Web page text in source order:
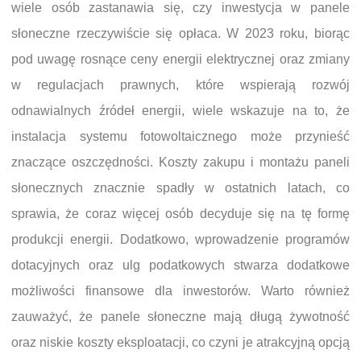
wiele osób zastanawia się, czy inwestycja w panele
słoneczne rzeczywiście się opłaca. W 2023 roku, biorąc
pod uwagę rosnące ceny energii elektrycznej oraz zmiany
w regulacjach prawnych, które wspierają rozwój
odnawialnych źródeł energii, wiele wskazuje na to, że
instalacja systemu fotowoltaicznego może przynieść
znaczące oszczędności. Koszty zakupu i montażu paneli
słonecznych znacznie spadły w ostatnich latach, co
sprawia, że coraz więcej osób decyduje się na tę formę
produkcji energii. Dodatkowo, wprowadzenie programów
dotacyjnych oraz ulg podatkowych stwarza dodatkowe
możliwości finansowe dla inwestorów. Warto również
zauważyć, że panele słoneczne mają długą żywotność
oraz niskie koszty eksploatacji, co czyni je atrakcyjną opcją